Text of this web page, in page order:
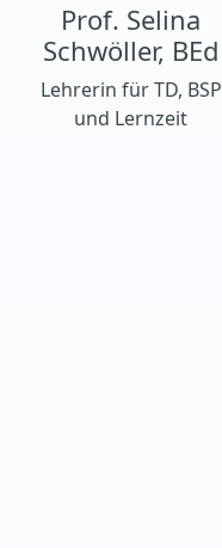
Prof. Selina
Schwöller, BEd
Lehrerin für TD, BSP
und Lernzeit